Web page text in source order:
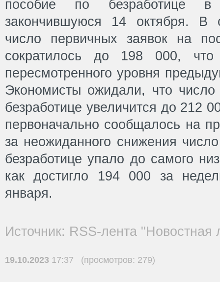
пособие по
закончившуюся 14 октября. В
число первичных заявок на
сократилось до 198 000,
пересмотренного уровня
Экономисты ожидали, что
безработице увеличится до 212
первоначально сообщалось на
за неожиданного снижения
безработице упало до самого
как достигло 194 000 за
января.
Источник: RSS-лента "Новостная
19.10.2023 17:37 (просмотров: 279)